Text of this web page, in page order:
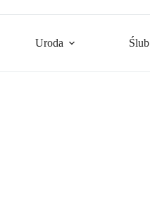
Uroda Ślub